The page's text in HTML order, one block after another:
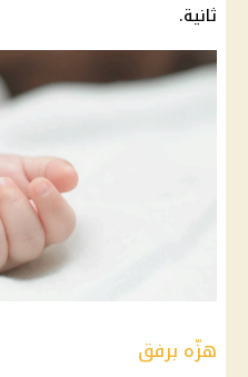
ثانية.
هزّه برفق